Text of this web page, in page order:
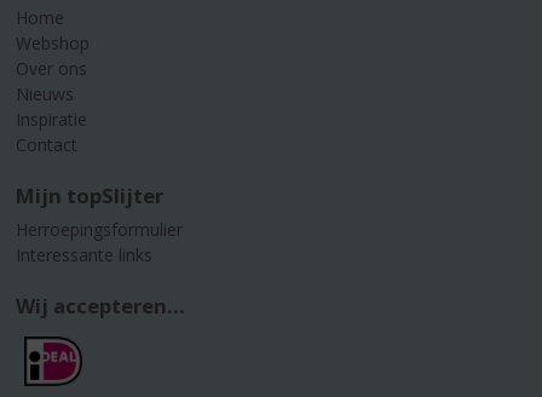
Home
Webshop
Over ons
Nieuws
Inspiratie
Contact
Mijn topSlijter
Herroepingsformulier
Interessante links
Wij accepteren...